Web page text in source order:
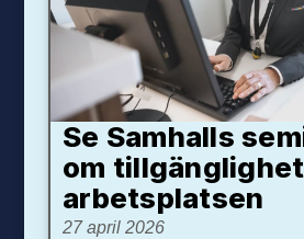
Se Samhalls
om
arbetsplatsen
27 april 2026